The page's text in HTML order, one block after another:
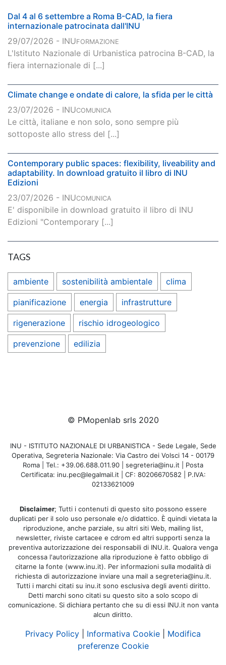
Dal 4 al 6 settembre a Roma B-CAD, la fiera
internazionale patrocinata dall'INU
29/07/2026 - INUFORMAZIONE
L'Istituto Nazionale di Urbanistica patrocina B-CAD, la
fiera internazionale di [...]
Climate change e ondate di calore, la sfida per le città
23/07/2026 - INUCOMUNICA
Le città, italiane e non solo, sono sempre più
sottoposte allo stress del [...]
Contemporary public spaces: flexibility, liveability and
adaptability. In download gratuito il libro di INU
Edizioni
23/07/2026 - INUCOMUNICA
E' disponibile in download gratuito il libro di INU
Edizioni "Contemporary [...]
TAGS
ambiente sostenibilità ambientale clima
pianificazione energia infrastrutture
rigenerazione rischio idrogeologico
prevenzione edilizia
© PMopenlab srls 2020
INU - ISTITUTO NAZIONALE DI URBANISTICA - Sede Legale, Sede
Operativa, Segreteria Nazionale: Via Castro dei Volsci 14 - 00179
Roma | Tel.: +39.06.688.011.90 | segreteria@inu.it | Posta
Certificata: inu.pec@legalmail.it | CF: 80206670582 | P.IVA:
02133621009
Disclaimer; Tutti i contenuti di questo sito possono essere
duplicati per il solo uso personale e/o didattico. È quindi vietata la
riproduzione, anche parziale, su altri siti Web, mailing list,
newsletter, riviste cartacee e cdrom ed altri supporti senza la
preventiva autorizzazione dei responsabili di INU.it. Qualora venga
concessa l'autorizzazione alla riproduzione è fatto obbligo di
citarne la fonte (www.inu.it). Per informazioni sulla modalità di
richiesta di autorizzazione inviare una mail a segreteria@inu.it.
Tutti i marchi citati su inu.it sono esclusiva degli aventi diritto.
Detti marchi sono citati su questo sito a solo scopo di
comunicazione. Si dichiara pertanto che su di essi INU.it non vanta
alcun diritto.
Privacy Policy Informativa Cookie
Modifica
preferenze Cookie